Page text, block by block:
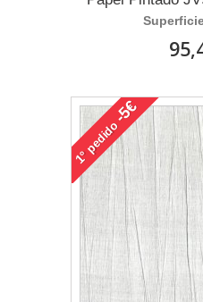
1°
pedido
-5€